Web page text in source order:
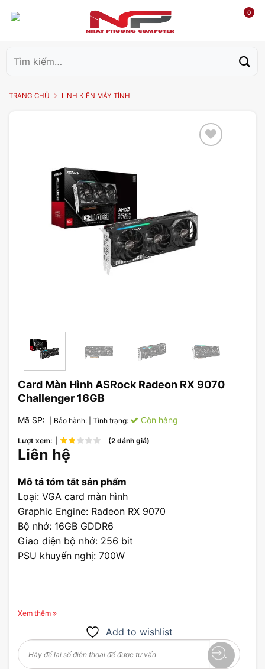
0
kiếm:
TRANG CHỦ LINH KIỆN MÁY TÍNH
Card Màn Hình ASRock Radeon RX 9070
Challenger 16GB
Mã SP: | Bảo hành: | Tình trạng: Còn hàng
Lượt xem: | (2 đánh giá)
Liên hệ
Mô tả tóm tắt sản phẩm
Loại: VGA card màn hình
Graphic Engine: Radeon RX 9070
Bộ nhớ: 16GB GDDR6
Giao diện bộ nhớ: 256 bit
PSU khuyến nghị: 700W
Xem thêm
Add to wishlist